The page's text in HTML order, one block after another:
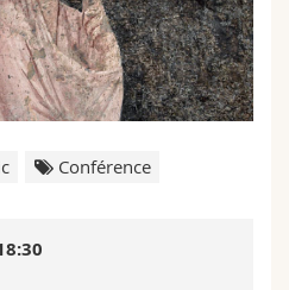
Conférence